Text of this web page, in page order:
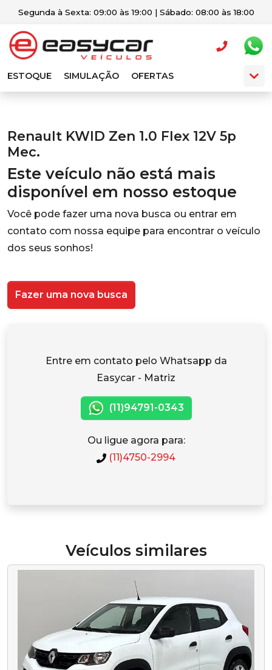
Segunda à Sexta: 09:00 às 19:00 | Sábado: 08:00 às 18:00
ESTOQUE SIMULAÇÃO OFERTAS
Renault KWID Zen 1.0 Flex 12V 5p
Mec.
Este veículo não está mais
disponível em nosso estoque
Você pode fazer uma nova busca ou entrar em
contato com nossa equipe para encontrar o veículo
dos seus sonhos!
Fazer uma nova busca
Entre em contato pelo Whatsapp da
Easycar - Matriz
(11)94791-0343
Ou ligue agora para:
(11)4750-2994
Veículos similares